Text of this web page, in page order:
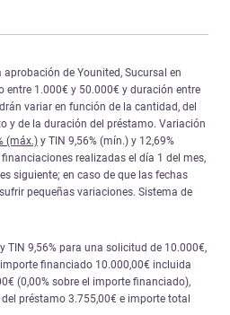
de Younited, Sucursal en
entre 1.000€ y 50.000€ y duración entre
variar en función de la cantidad, del
y de la duración del préstamo. Variación
(máx.) y TIN 9,56% (mín.) y 12,69%
realizadas el día 1 del mes,
siguiente; en caso de que las fechas
pequeñas variaciones. Sistema de
y TIN 9,56% para una solicitud de 10.000€,
financiado 10.000,00€ incluida
(0,00% sobre el importe financiado),
préstamo 3.755,00€ e importe total